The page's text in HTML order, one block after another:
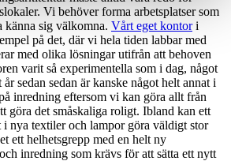
Vi behöver forma arbetsplatser som
känna sig välkomna. Vårt eget kontori
på det, där vi hela tiden labbar med
med olika lösningar utifrån att behoven
varit så experimentella som i dag, något
sedan sedan är kanske något helt annat i
inredning eftersom vi kan göra allt från
göra det småskaliga roligt. Ibland kan ett
i nya textiler och lampor göra väldigt stor
ett helhetsgrepp med en helt ny
inredning som krävs för att sätta ett nytt